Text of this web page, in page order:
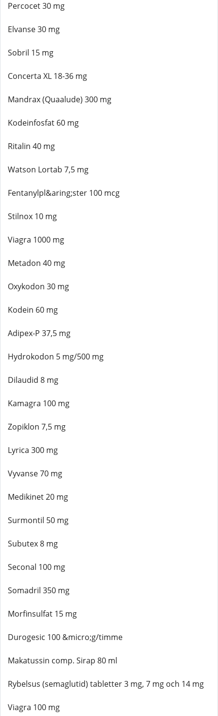
Percocet 30 mg
Elvanse 30 mg
Sobril 15 mg
Concerta XL 18-36 mg
Mandrax (Quaalude) 300 mg
Kodeinfosfat 60 mg
Ritalin 40 mg
Watson Lortab 7,5 mg
Fentanylpl&aring;ster 100 mcg
Stilnox 10 mg
Viagra 1000 mg
Metadon 40 mg
Oxykodon 30 mg
Kodein 60 mg
Adipex-P 37,5 mg
Hydrokodon 5 mg/500 mg
Dilaudid 8 mg
Kamagra 100 mg
Zopiklon 7,5 mg
Lyrica 300 mg
Vyvanse 70 mg
Medikinet 20 mg
Surmontil 50 mg
Subutex 8 mg
Seconal 100 mg
Somadril 350 mg
Morfinsulfat 15 mg
Durogesic 100 &micro;g/timme
Makatussin comp. Sirap 80 ml
Rybelsus (semaglutid) tabletter 3 mg, 7 mg och 14 mg
Viagra 100 mg